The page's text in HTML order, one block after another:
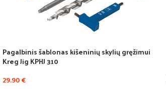
Pagalbinis šablonas kišeninių skylių gręžimui
Kreg Jig KPHJ 310
29.90€